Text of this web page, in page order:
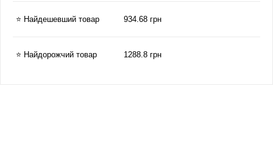
⭐ Найдешевший товар 934.68 грн
⭐ Найдорожчий товар 1288.8 грн